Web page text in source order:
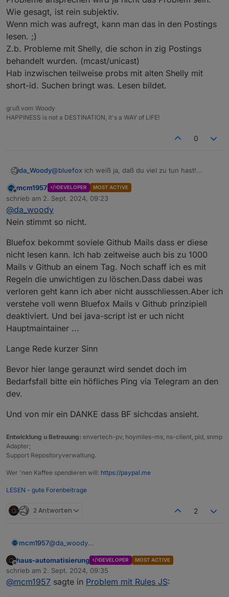
Rules ist nicht ein Lieblings Projekt.
Wenn-Dann Anwendungen sehr wohl von@bluefox
als höchst wichtig erachtet wurde und wird.
Das Problem ist eher, dass rules kein eigenständuger
Adapter, sondern ein Teil des javascript Adapters
(der übrigens u.a. auch deswegen auf
Skriptausführung umbenannt wurde)
Möglicherweise geht deswegen das eine (??) issue
zu rules unter.
Wie gesagt, ist rein subjektiv.
Wenn mich was aufregt, kann man das in den Postings
lesen. ;)
Z.b. Probleme mit Shelly, die schon in zig Postings
behandelt wurden. (mcast/unicast)
Hab inzwischen teilweise probs mit alten Shelly mit
short-id. Suchen bringt was. Lesen bildet.
gruß vom Woody
HAPPINESS is not a DESTINATION, it's a WAY of LIFE!
0
da_Woody@bluefox ich weiß ja, daß du viel zu tun hast!
Issue Benachrichtigungen...
Bin auch nur durch Zufall drauf gekommen. Ich
mache ja nicht täglich eine rule. Dann
rausgefunden, daß auch
Mag nur mein Gefühl sein. Rules ist nicht ein
Lieblings Projekt. Ist rein subjektiv! Obwohl für
kleine Dinge viel einfacher als blockly/js.
Offline
mcm1957 DEVELOPER MOST ACTIVE
schrieb am 2. Sept. 2024, 09:23
zuletzt editiert von
@da_woody
Nein stimmt so nicht.
Bluefox bekommt soviele Github Mails dass er diese
nicht lesen kann. Ich hab zeitweise auch bis zu 1000
Mails v Github an einem Tag. Noch schaff ich es mit
Regeln die unwichtigen zu löschen.Dass dabei was
verloren geht kann ich aber nicht ausschliessen.Aber ich
verstehe voll wenn Bluefox Mails v Github prinzipiell
deaktiviert. Und bei java-script ist er uch nicht
Hauptmaintainer ...
Lange Rede kurzer Sinn
Bevor hier lange geraunzt wird sendet doch im
Bedarfsfall bitte ein höfliches Ping via Telegram an den
dev.
Und von mir ein DANKE dass BF sichcdas ansieht.
Entwicklung u Betreuung: envertech-pv, hoymiles-ms, ns-client, pid, snmp
Adapter;
Support Repositoryverwaltung.
Wer 'nen Kaffee spendieren will: https://paypal.me
LESEN - gute Forenbeitrage
2 Antworten 2
mcm1957@da_woody
Bluefox bekommt soviele Github Mails dass er diese
nicht lesen kann. Ich hab zeitweise auch bis zu 1000
Mails v Github an einem Tag. Noch schaff ich es mit
Lange Rede kurzer Sinn
Offline
haus-automatisierung DEVELOPER MOST ACTIVE
schrieb am 2. Sept. 2024, 09:35
zuletzt editiert von
@mcm1957 sagte in Problem mit Rules JS: